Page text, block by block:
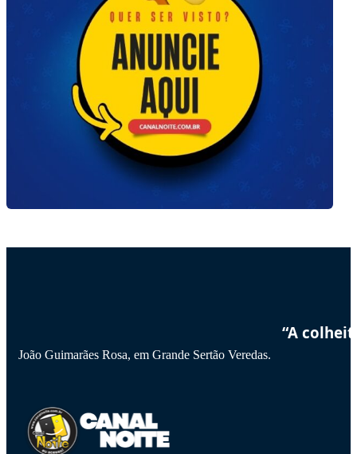
“A
João Guimarães Rosa, em Grande Sertão Veredas.